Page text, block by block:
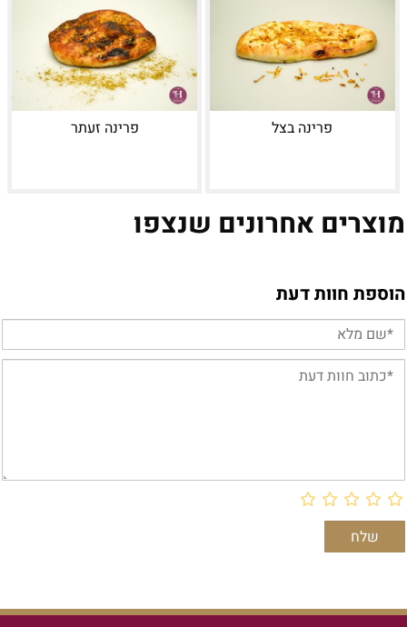
פרינה בצל פרינה זעתר
מוצרים אחרונים שנצפו
הוספת חוות דעת